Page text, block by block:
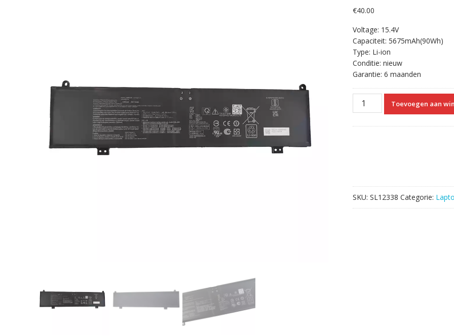
€40.00
Voltage: 15.4V
Capaciteit: 5675mAh(90Wh)
Type: Li-ion
Conditie: nieuw
Garantie: 6 maanden
laptop
accu
Toevoegen aan
SKU: SL12338 Categorie: